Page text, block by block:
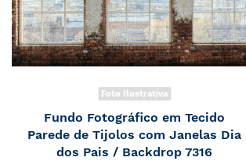
Foto Ilustrativa
Fundo Fotográfico em Tecido
Parede de Tijolos com Janelas Dia
dos Pais / Backdrop 7316